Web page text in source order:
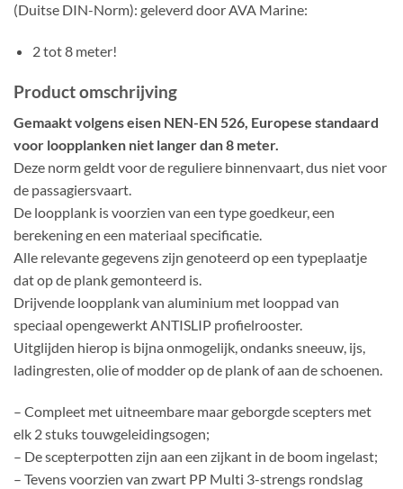
(Duitse DIN-Norm): geleverd door AVA Marine:
2 tot 8 meter!
Product omschrijving
Gemaakt volgens eisen NEN-EN 526, Europese standaard
voor loopplanken niet langer dan 8 meter.
Deze norm geldt voor de reguliere binnenvaart, dus niet voor
de passagiersvaart.
De loopplank is voorzien van een type goedkeur, een
berekening en een materiaal specificatie.
Alle relevante gegevens zijn genoteerd op een typeplaatje
dat op de plank gemonteerd is.
Drijvende loopplank van aluminium met looppad van
speciaal opengewerkt ANTISLIP profielrooster.
Uitglijden hierop is bijna onmogelijk, ondanks sneeuw, ijs,
ladingresten, olie of modder op de plank of aan de schoenen.
– Compleet met uitneembare maar geborgde scepters met
elk 2 stuks touwgeleidingsogen;
– De scepterpotten zijn aan een zijkant in de boom ingelast;
– Tevens voorzien van zwart PP Multi 3-strengs rondslag